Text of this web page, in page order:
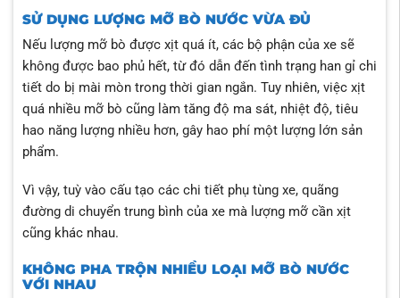
SỬ DỤNG LƯỢNG MỠ BÒ NƯỚC VỪA ĐỦ
Nếu lượng mỡ bò được xịt quá ít, các bộ phận của xe sẽ
không được bao phủ hết, từ đó dẫn đến tình trạng han gỉ chi
tiết do bị mài mòn trong thời gian ngắn. Tuy nhiên, việc xịt
quá nhiều mỡ bò cũng làm tăng độ ma sát, nhiệt độ, tiêu
hao năng lượng nhiều hơn, gây hao phí một lượng lớn sản
phẩm.
Vì vậy, tuỳ vào cấu tạo các chi tiết phụ tùng xe, quãng
đường di chuyển trung bình của xe mà lượng mỡ cần xịt
cũng khác nhau.
KHÔNG PHA TRỘN NHIỀU LOẠI MỠ BÒ NƯỚC
VỚI NHAU